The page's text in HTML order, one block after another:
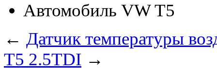
Автомобиль VW T5
← Датчик температуры
T5 2.5TDI →